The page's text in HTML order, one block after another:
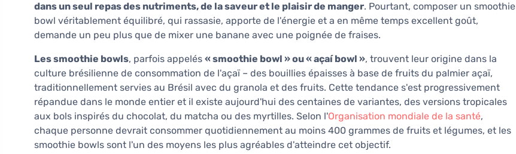
dans un seul repas des nutriments, de la saveur et le plaisir de manger. Pourtant, composer un smoothie
bowl véritablement équilibré, qui rassasie, apporte de l'énergie et a en même temps excellent goût,
demande un peu plus que de mixer une banane avec une poignée de fraises.
Les smoothie bowls, parfois appelés « smoothie bowl » ou « açaí bowl », trouvent leur origine dans la
culture brésilienne de consommation de l'açaï – des bouillies épaisses à base de fruits du palmier açaï,
traditionnellement servies au Brésil avec du granola et des fruits. Cette tendance s'est progressivement
répandue dans le monde entier et il existe aujourd'hui des centaines de variantes, des versions tropicales
aux bols inspirés du chocolat, du matcha ou des myrtilles. Selon l'Organisation mondiale de la santé,
chaque personne devrait consommer quotidiennement au moins 400 grammes de fruits et légumes, et les
smoothie bowls sont l'un des moyens les plus agréables d'atteindre cet objectif.